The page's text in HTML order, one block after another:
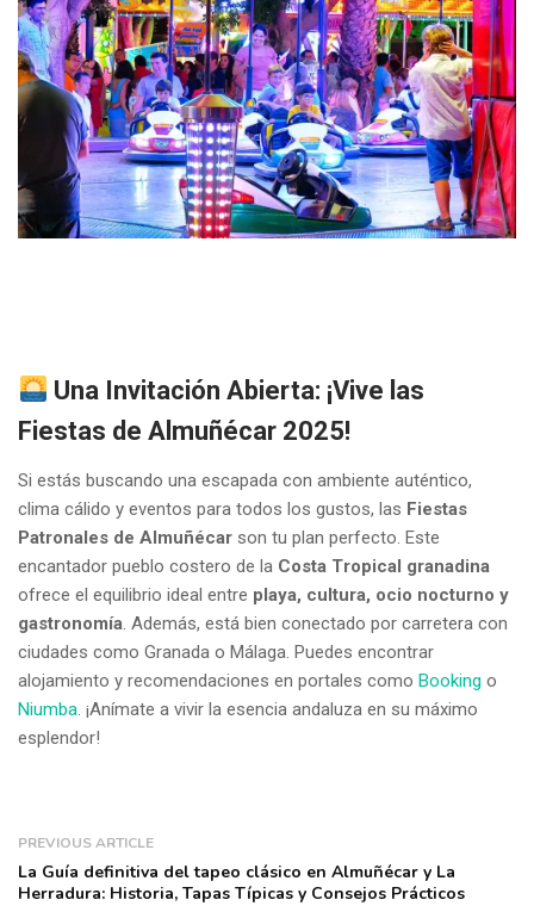
Una Invitación Abierta: ¡Vive las
Fiestas de Almuñécar 2025!
Si estás buscando una escapada con ambiente auténtico,
clima cálido y eventos para todos los gustos, las Fiestas
Patronales de Almuñécar son tu plan perfecto. Este
encantador pueblo costero de la Costa Tropical granadina
ofrece el equilibrio ideal entre playa, cultura, ocio nocturno y
gastronomía . Además, está bien conectado por carretera con
ciudades como Granada o Málaga. Puedes encontrar
alojamiento y recomendaciones en portales como Booking o
Niumba . ¡Anímate a vivir la esencia andaluza en su máximo
esplendor!
PREVIOUS ARTICLE
La Guía definitiva del tapeo clásico en Almuñécar y La
Herradura: Historia, Tapas Típicas y Consejos Prácticos